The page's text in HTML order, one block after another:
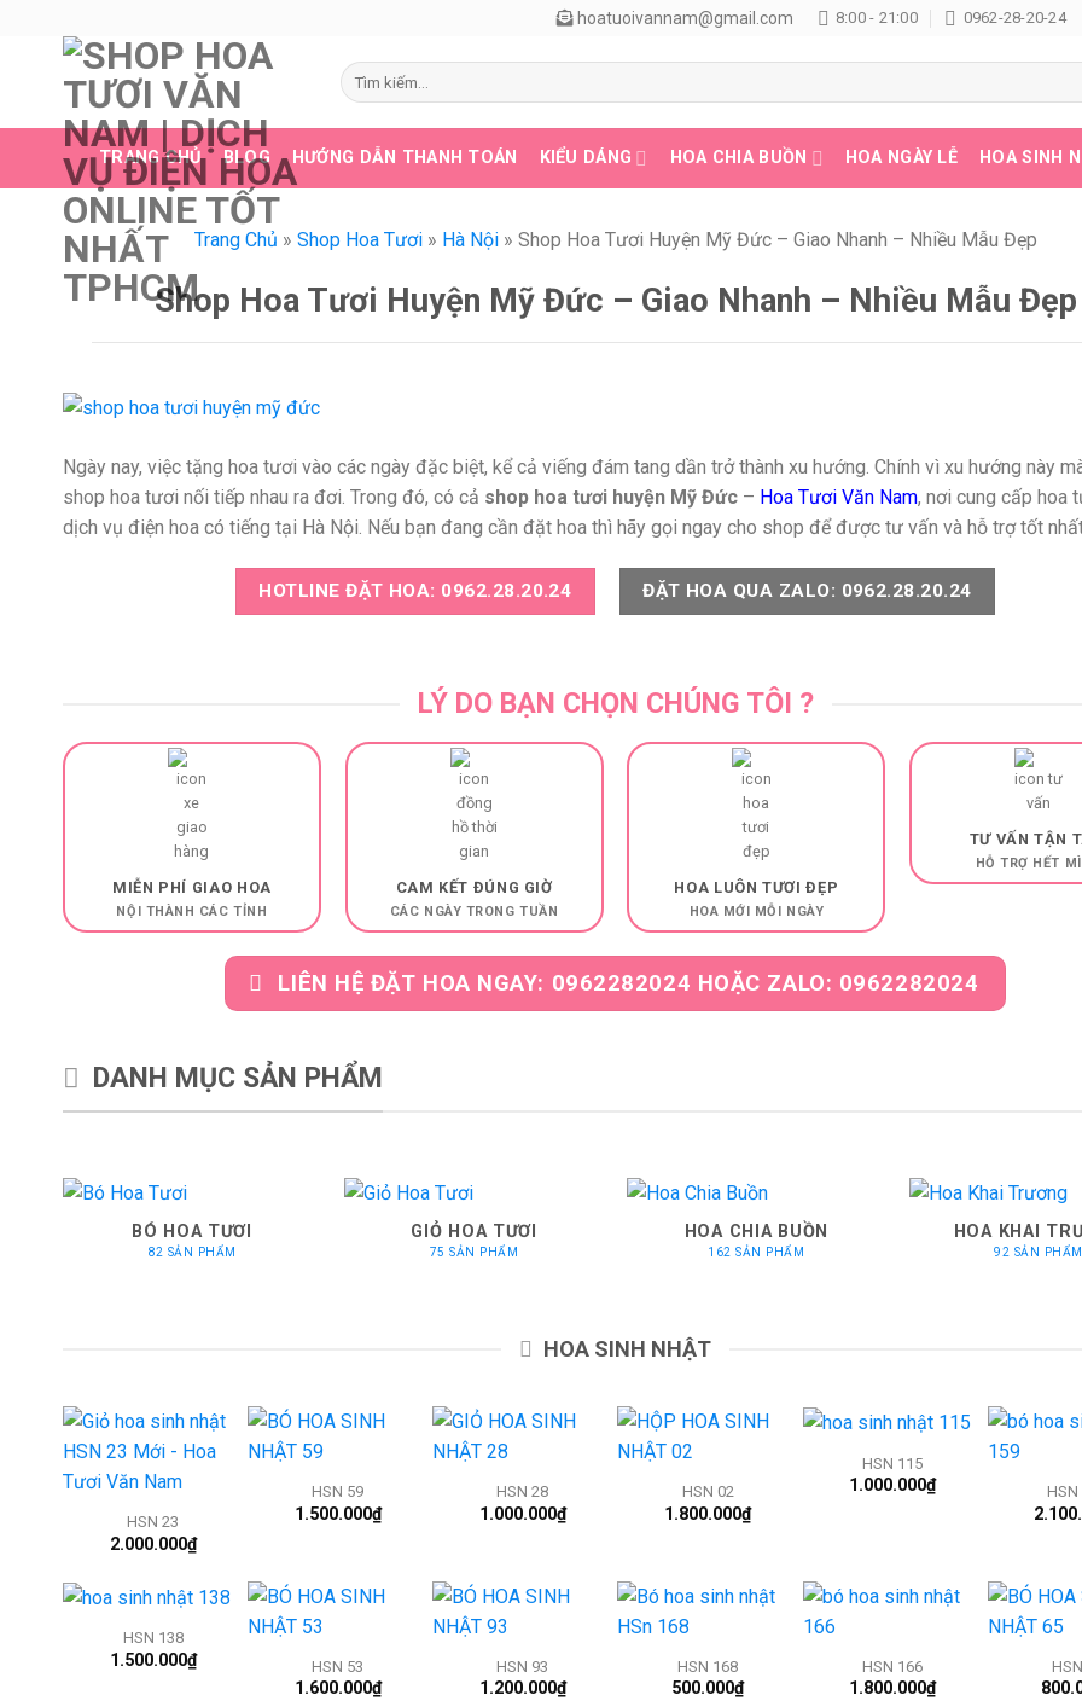
hoatuoivannam@gmail.com 8:00 - 21:00 0962-28-20-24
Tìm
kiếm:
TRANG CHỦ BLOG HƯỚNG DẪN THANH TOÁN KIỂU DÁNG HOA CHIA BUỒN HOA NGÀY LỄ HOA SINH
Trang Chủ » Shop Hoa Tươi» Hà Nội» Shop Hoa Tươi Huyện Mỹ Đức – Giao Nhanh – Nhiều Mẫu Đẹp
Shop Hoa Tươi Huyện Mỹ Đức – Giao Nhanh – Nhiều Mẫu Đẹp
Ngày nay, việc tặng hoa tươi vào các ngày đặc biệt, kể cả viếng đám tang dần trở thành xu hướng. Chính vì xu hướng này
shop hoa tươi nối tiếp nhau ra đơi. Trong đó, có cả shop hoa tươi huyện Mỹ Đức – Hoa Tươi Văn Nam, nơi cung cấp hoa
dịch vụ điện hoa có tiếng tại Hà Nội. Nếu bạn đang cần đặt hoa thì hãy gọi ngay cho shop để được tư vấn và hỗ trợ tốt
HOTLINE ĐẶT HOA: 0962.28.20.24 ĐẶT HOA QUA ZALO: 0962.28.20.24
LÝ DO BẠN CHỌN CHÚNG TÔI ?
MIỄN PHÍ GIAO HOA
NỘI THÀNH CÁC TỈNH
CAM KẾT ĐÚNG GIỜ
CÁC NGÀY TRONG TUẦN
HOA LUÔN TƯƠI ĐẸP
HOA MỚI MỖI NGÀY
TƯ VẤN TẬN
HỖ TRỢ HẾT
LIÊN HỆ ĐẶT HOA NGAY: 0962282024 HOẶC ZALO: 0962282024
DANH MỤC SẢN PHẨM
BÓ HOA TƯƠI
82 SẢN PHẨM
GIỎ HOA TƯƠI
75 SẢN PHẨM
HOA CHIA BUỒN
162 SẢN PHẨM
HOA KHAI
92 SẢN PHẨM
HOA SINH NHẬT
+
HSN 23
2.000.000₫
+
HSN 59
1.500.000₫
+
HSN 28
1.000.000₫
+
HSN 02
1.800.000₫
HSN 115
1.000.000₫
+
HSN 138
1.500.000₫
+
HSN 53
1.600.000₫
+
HSN 93
1.200.000₫
HSN 168
500.000₫
+
HSN 166
1.800.000₫
+